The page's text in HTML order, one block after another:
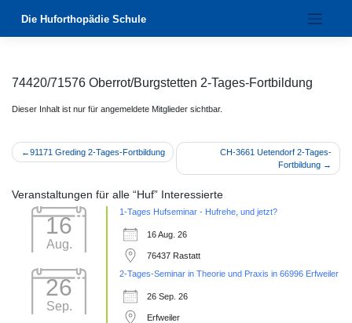
Die Huforthopädie Schule
74420/71576 Oberrot/Burgstetten 2-Tages-Fortbildung
Dieser Inhalt ist nur für angemeldete Mitglieder sichtbar.
Beitragsnavigation
91171 Greding 2-Tages-Fortbildung
CH-3661 Uetendorf 2-Tages-
Fortbildung
Veranstaltungen für alle “Huf” Interessierte
16
Aug.
1-Tages Hufseminar - Hufrehe, und jetzt?
16 Aug. 26
76437 Rastatt
26
Sep.
2-Tages-Seminar in Theorie und Praxis in 66996 Erfweiler
26 Sep. 26
Erfweiler